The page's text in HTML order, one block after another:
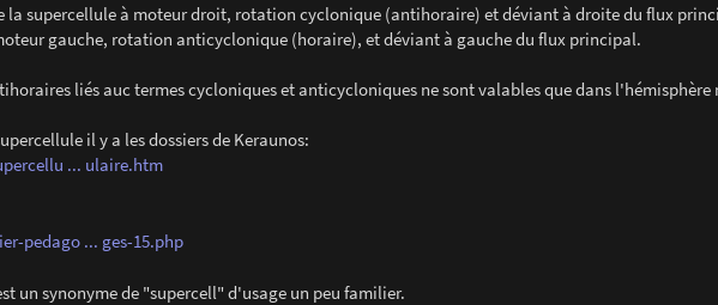
la supercellule à moteur droit, rotation cyclonique (antihoraire) et déviant à droite du flux
gauche, rotation anticyclonique (horaire), et déviant à gauche du flux principal.
liés auc termes cycloniques et anticycloniques ne sont valables que dans l'hémisphère
il y a les dossiers de Keraunos:
... ulaire.htm
pedago ... ges-15.php
un synonyme de "supercell" d'usage un peu familier.